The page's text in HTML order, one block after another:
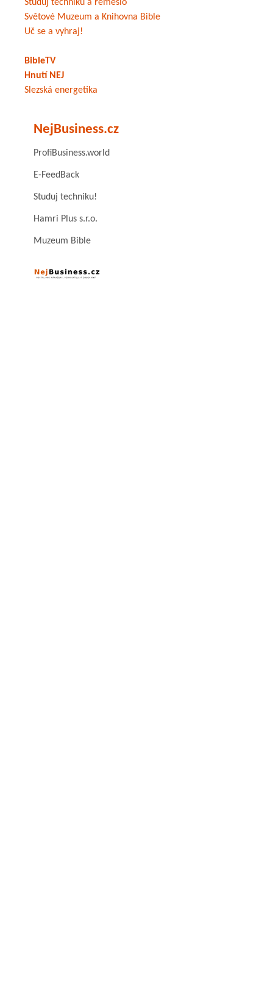
Studuj techniku a řemeslo
Světové Muzeum a Knihovna Bible
Uč se a vyhraj!
BibleTV
Hnutí NEJ
Slezská energetika
NejBusiness.cz
ProfiBusiness.world
E-FeedBack
Studuj techniku!
Hamri Plus s.r.o.
Muzeum Bible